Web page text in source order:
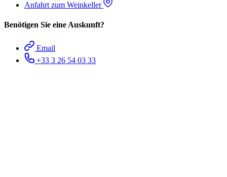
Anfahrt zum Weinkeller
Benötigen Sie eine Auskunft?
Email
+33 3 26 54 03 33